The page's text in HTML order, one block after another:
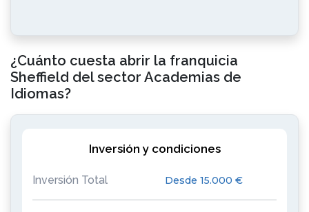
¿Cuánto cuesta abrir la franquicia
Sheffield del sector Academias de
Idiomas?
Inversión y condiciones
Inversión Total Desde 15.000 €